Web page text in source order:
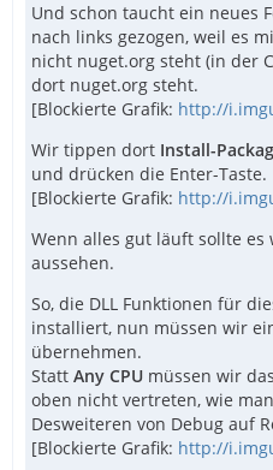
Und schon taucht ein neues
nach links gezogen, weil es
nicht nuget.org steht (in der
dort nuget.org steht.
[Blockierte Grafik: http://
Wir tippen dort Install-
und drücken die Enter-Taste.
[Blockierte Grafik: http://
Wenn alles gut läuft sollte es
aussehen.
So, die DLL Funktionen für
installiert, nun müssen wir
übernehmen.
Statt Any CPU müssen wir
oben nicht vertreten, wie
Desweiteren von Debug auf
[Blockierte Grafik: http://